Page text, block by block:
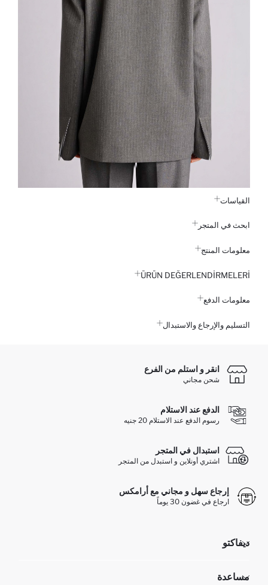
القياسات
ابحث في المتجر
معلومات المنتج
ÜRÜN DEĞERLENDİRMELERİ
معلومات الدفع
التسليم والإرجاع والاستبدال
انقر و استلم من الفرع
شحن مجاني
الدفع عند الاستلام
رسوم الدفع عند الاستلام 20 جنيه
استبدال في المتجر
اشتري أونلاين و استبدل من المتجر
إرجاع سهل و مجاني مع أرامكس
ارجاع في غضون 30 يوماً
ديفاكتو
تعرف علينا
مساعدة